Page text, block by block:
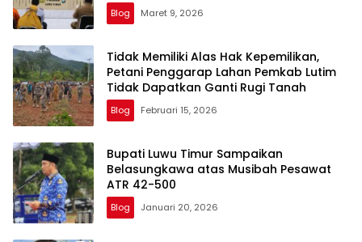
Blog Maret 9, 2026
Tidak Memiliki Alas Hak Kepemilikan,
Petani Penggarap Lahan Pemkab Lutim
Tidak Dapatkan Ganti Rugi Tanah
Blog Februari 15, 2026
Bupati Luwu Timur Sampaikan
Belasungkawa atas Musibah Pesawat
ATR 42-500
Blog Januari 20, 2026